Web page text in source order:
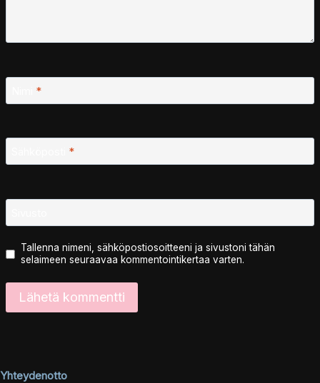
*
*
Tallenna nimeni, sähköpostiosoitteeni ja sivustoni tähän
selaimeen seuraavaa kommentointikertaa varten.
Yhteydenotto